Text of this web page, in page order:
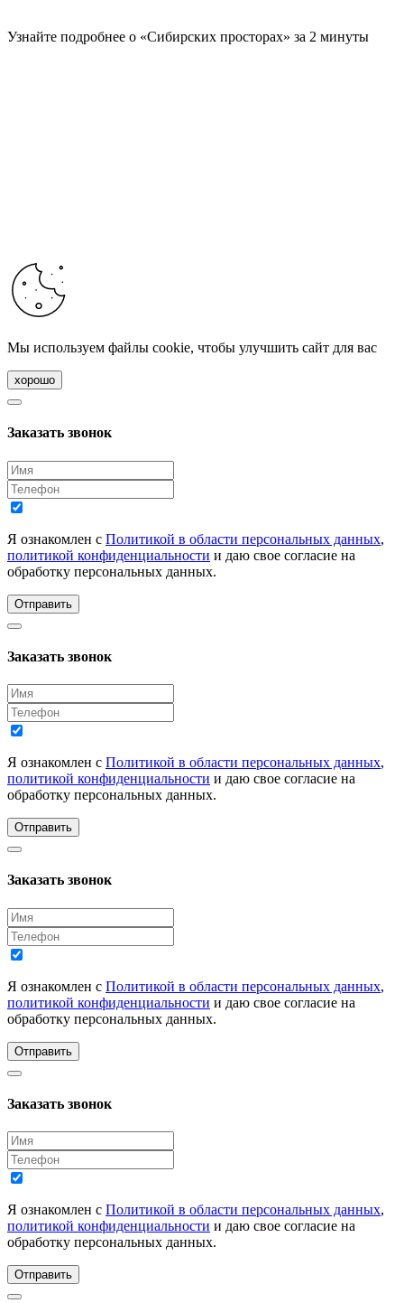
Узнайте подробнее о «Сибирских просторах» за 2 минуты
Мы используем файлы cookie, чтобы улучшить сайт для вас
хорошо
Заказать звонок
Я ознакомлен с Политикой в области персональных данных,
политикой конфиденциальности и даю свое согласие на
обработку персональных данных.
Отправить
Заказать звонок
Я ознакомлен с Политикой в области персональных данных,
политикой конфиденциальности и даю свое согласие на
обработку персональных данных.
Отправить
Заказать звонок
Я ознакомлен с Политикой в области персональных данных,
политикой конфиденциальности и даю свое согласие на
обработку персональных данных.
Отправить
Заказать звонок
Я ознакомлен с Политикой в области персональных данных,
политикой конфиденциальности и даю свое согласие на
обработку персональных данных.
Отправить